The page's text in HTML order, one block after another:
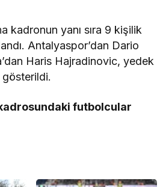
kadronun yanı sıra 9 kişilik
Antalyaspor’dan Dario
Haris Hajradinovic, yedek
gösterildi.
futbolcular